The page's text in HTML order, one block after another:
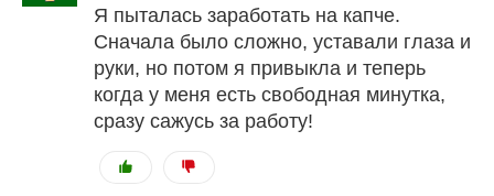
Я пыталась заработать на капче.
Сначала было сложно, уставали глаза и
руки, но потом я привыкла и теперь
когда у меня есть свободная минутка,
сразу сажусь за работу!